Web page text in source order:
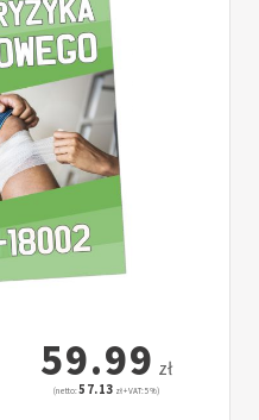
59.99 zł
(netto:57.13 zł + VAT: 5%)